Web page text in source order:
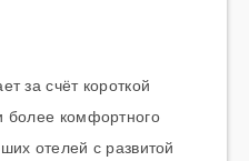
за счёт короткой
более комфортного
отелей с развитой